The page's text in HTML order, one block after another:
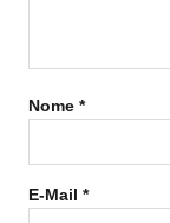
Nome *
E-Mail *